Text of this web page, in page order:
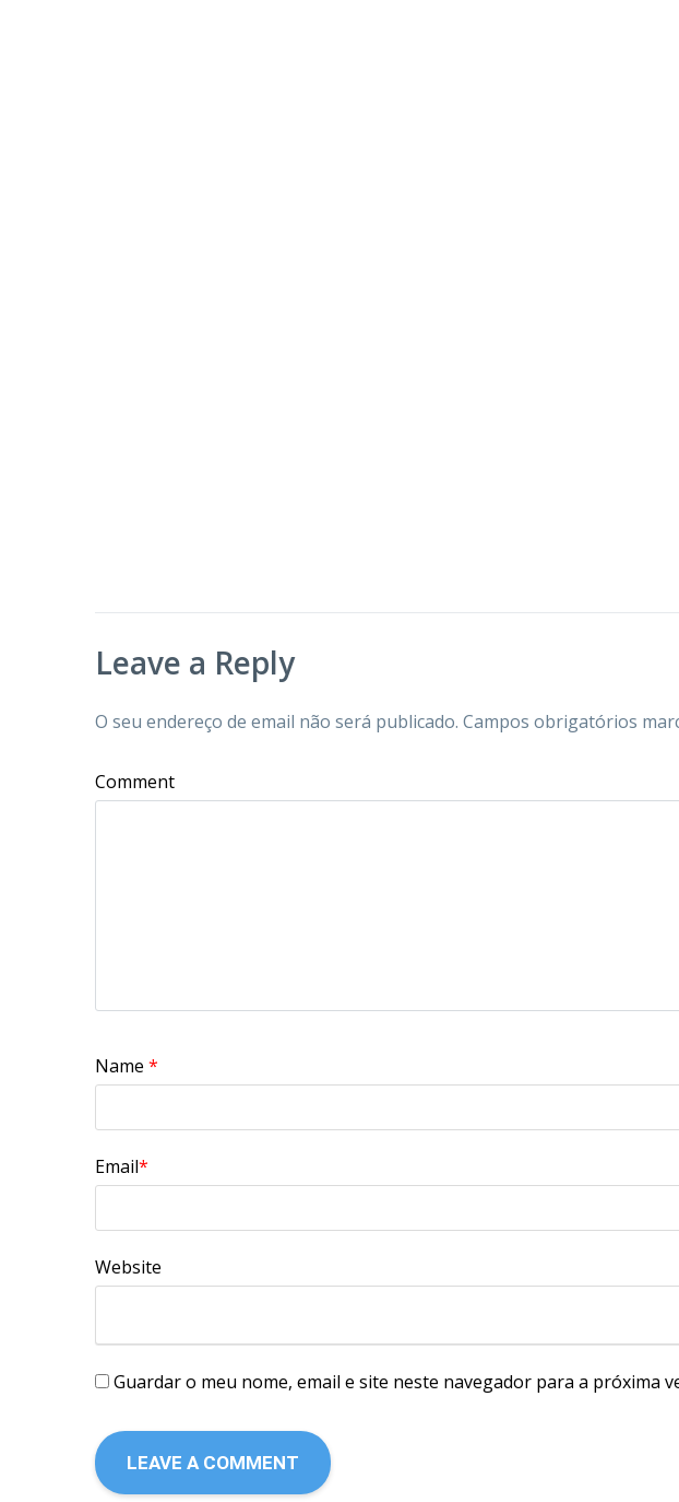
Leave a Reply
O seu endereço de email não será publicado. Campos obrigatórios
Comment
Name *
Email*
Website
Guardar o meu nome, email e site neste navegador para a próxima